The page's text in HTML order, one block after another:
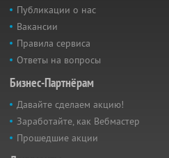
Публикации о нас
Вакансии
Правила сервиса
Ответы на вопросы
Бизнес-Партнёрам
Давайте сделаем акцию!
Заработайте, как Вебмастер
Прошедшие акции